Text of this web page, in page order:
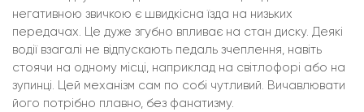
негативною звичкою є швидкісна їзда на низьких
передачах. Це дуже згубно впливає на стан диску. Деякі
водії взагалі не відпускають педаль зчеплення, навіть
стоячи на одному місці, наприклад на світлофорі або на
зупинці. Цей механізм сам по собі чутливий. Вичавлювати
його потрібно плавно, без фанатизму.